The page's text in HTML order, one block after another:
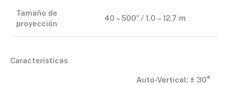
Tamaño de
proyección
40 – 500″ / 1,0 – 12,7 m
Características
Auto-Vertical: ± 30°